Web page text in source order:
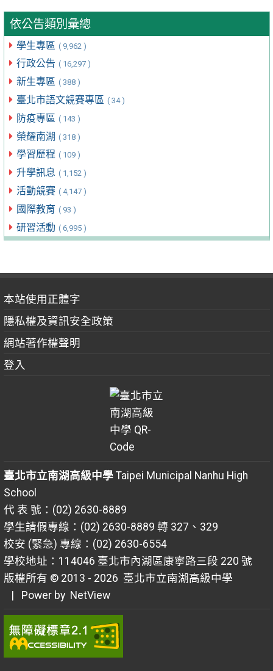
依公告類別彙總
學生專區 ( 9,962 )
行政公告 ( 16,297 )
新生專區 ( 388 )
臺北市語文競賽專區 ( 34 )
防疫專區 ( 143 )
榮耀南湖 ( 318 )
學習歷程 ( 109 )
升學訊息 ( 1,152 )
活動競賽 ( 4,147 )
國際教育 ( 93 )
研習活動 ( 6,995 )
本站使用正體字
隱私權及資訊安全政策
網站著作權聲明
登入
臺北市立南湖高級中學Taipei Municipal Nanhu High
School
代 表 號：(02) 2630-8889
學生請假專線：(02) 2630-8889 轉 327、329
校安 (緊急) 專線：(02) 2630-6554
學校地址：114046 臺北市內湖區康寧路三段 220 號
版權所有 © 2013 - 2026 臺北市立南湖高級中學
| Power by NetView